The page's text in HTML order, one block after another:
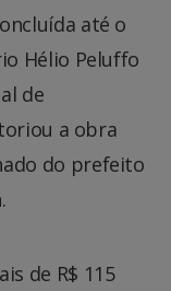
até o
Hélio Peluffo
de
a obra
do prefeito
de R$ 115